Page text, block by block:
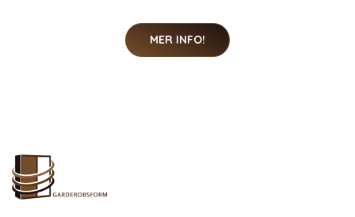
MER INFO!